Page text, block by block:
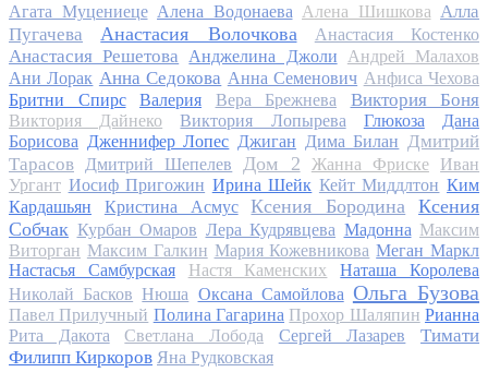
Агата Муцениеце Алена Водонаева Алена Шишкова Алла
Пугачева
Анастасия Волочкова Анастасия Костенко
Анастасия Решетова Анджелина Джоли
Андрей Малахов
Ани Лорак Анна Седокова Анна Семенович Анфиса Чехова
Бритни Спирс
Валерия Вера Брежнева Виктория Боня
Виктория Дайнеко Виктория Лопырева Глюкоза
Дана
Борисова Дженнифер Лопес Джиган Дима Билан Дмитрий
Тарасов
Дмитрий Шепелев Дом 2 Жанна Фриске
Иван
Ургант Иосиф Пригожин Ирина Шейк Кейт Миддлтон Ким
Кардашьян
Кристина Асмус Ксения Бородина
Ксения
Собчак Курбан Омаров Лера Кудрявцева Мадонна Максим
Виторган Максим Галкин Мария Кожевникова Меган Маркл
Настасья Самбурская
Настя Каменских
Наташа Королева
Николай Басков Нюша Оксана Самойлова Ольга Бузова
Павел Прилучный Полина Гагарина Прохор Шаляпин Рианна
Рита Дакота
Светлана Лобода Сергей Лазарев
Тимати
Филипп Киркоров Яна Рудковская